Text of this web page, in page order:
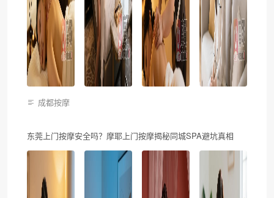
成都按摩
东莞上门按摩安全吗？摩耶上门按摩揭秘同城SPA避坑真相